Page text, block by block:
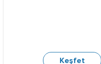
Keşfet